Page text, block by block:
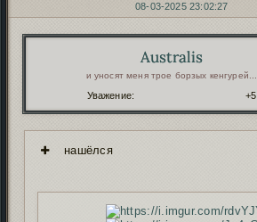
08-03-2025 23:02:27
Australis
и уносят меня трое борзых кенгурей...
Уважение: +5
нашёлся